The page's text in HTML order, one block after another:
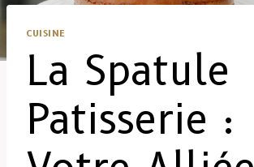
CUISINE
La Spatule
Patisserie :